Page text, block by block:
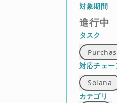
対象期間
進行中
タスク
対応チェー
Solana
カテゴリ